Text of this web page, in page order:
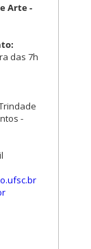
Arte -
das 7h
-